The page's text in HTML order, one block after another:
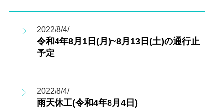
2022/8/4/
令和4年8月1日(月)~8月13日(土)の通行止
予定
2022/8/4/
雨天休工(令和4年8月4日)